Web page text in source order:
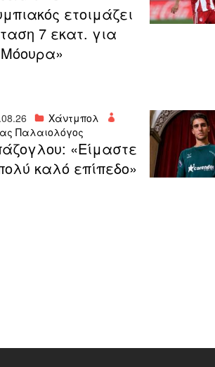
ετοιμάζει
7 εκατ. για
Χάντμπολ
Παλαιολόγος
«Είμαστε
καλό επίπεδο»